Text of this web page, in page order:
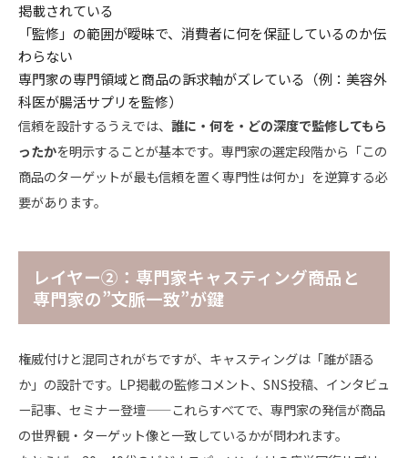
掲載されている
「監修」の範囲が曖昧で、消費者に何を保証しているのか伝
わらない
専門家の専門領域と商品の訴求軸がズレている（例：美容外
科医が腸活サプリを監修）
信頼を設計するうえでは、 誰に・何を・どの深度で監修してもら
ったかを明示することが基本です。専門家の選定段階から「この
商品のターゲットが最も信頼を置く専門性は何か」を逆算する必
要があります。
レイヤー②：専門家キャスティング――商品と
専門家の”文脈一致”が鍵
権威付けと混同されがちですが、キャスティングは「誰が語る
か」の設計です。LP掲載の監修コメント、SNS投稿、インタビュ
ー記事、セミナー登壇——これらすべてで、専門家の発信が商品
の世界観・ターゲット像と一致しているかが問われます。